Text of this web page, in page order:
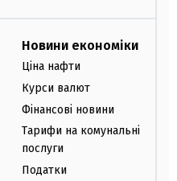
Новини економіки
Ціна нафти
Курси валют
Фінансові новини
Тарифи на комунальні
послуги
Податки